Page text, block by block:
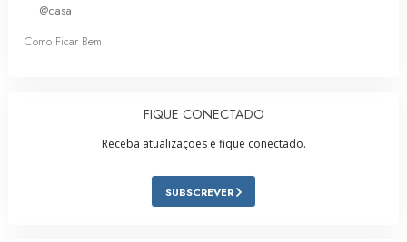
@casa
Como Ficar Bem
FIQUE CONECTADO
Receba atualizações e fique conectado.
SUBSCREVER